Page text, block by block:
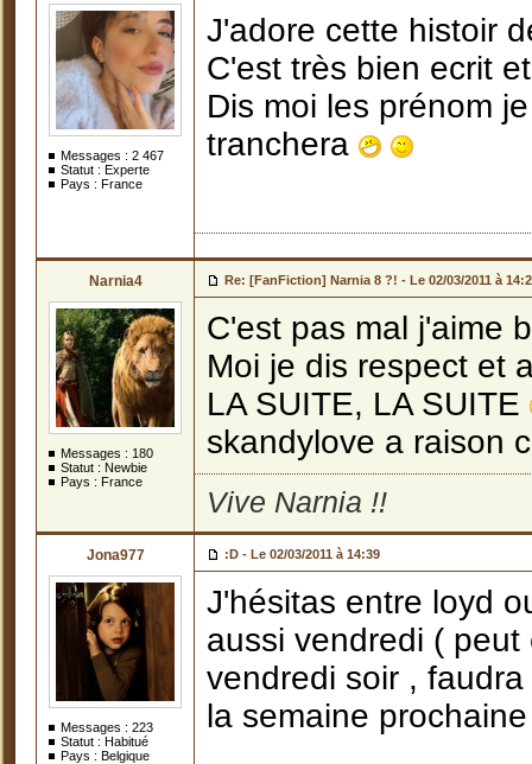
Messages : 2 467
Statut : Experte
Pays : France
J'adore cette histoir
C'est très bien ecrit
Dis moi les prénom
tranchera
Narnia4
Messages : 180
Statut : Newbie
Pays : France
Re: [FanFiction] Narnia 8 ?! - Le 02/03/2011 à
C'est pas mal j'aime
Moi je dis respect et
LA SUITE, LA SUITE
skandylove a raison
Vive Narnia !!
Jona977
Messages : 223
Statut : Habitué
Pays : Belgique
:D - Le 02/03/2011 à 14:39
J'hésitas entre loyd
aussi vendredi (
vendredi soir ,
la semaine